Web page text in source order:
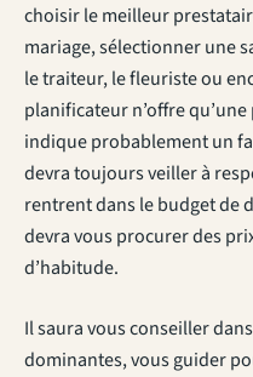
choisir le meilleur
mariage, sélectionner une
le traiteur, le fleuriste ou
planificateur n’offre
indique probablement un
devra toujours veiller à
rentrent dans le budget de
devra vous procurer des
d’habitude.
Il saura vous conseiller
dominantes, vous guider